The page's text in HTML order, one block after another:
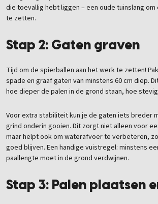
die toevallig hebt liggen – een oude tuinslang
te zetten.
Stap 2: Gaten graven
Tijd om de spierballen aan het werk te zetten!
spade en graaf gaten van minstens 60 cm diep.
hoe dieper de palen in de grond staan, hoe
Voor extra stabiliteit kun je de gaten iets breder
grind onderin gooien. Dit zorgt niet alleen voor
maar helpt ook om waterafvoer te verbeteren,
goed blijven. Een handige vuistregel: minstens
paallengte moet in de grond verdwijnen.
Stap 3: Palen plaatsen